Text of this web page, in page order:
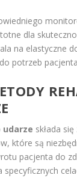
dla
na elastyczne
potrzeb
udarze składa
które są
pacjenta do
specyficznych